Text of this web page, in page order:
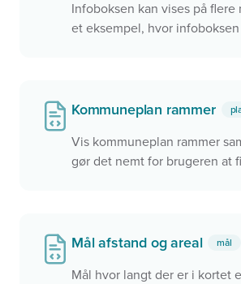
Infoboksen kan vises på flere
et eksempel, hvor
Kommuneplan rammer
Vis kommuneplan rammer
gør det nemt for brugeren at
Mål afstand og areal mål
Mål hvor langt der er i kortet